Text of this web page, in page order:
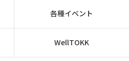
各種イベント
WellTOKK